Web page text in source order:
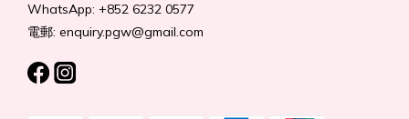
WhatsApp: +852 6232 0577
電郵: enquiry.pgw@gmail.com